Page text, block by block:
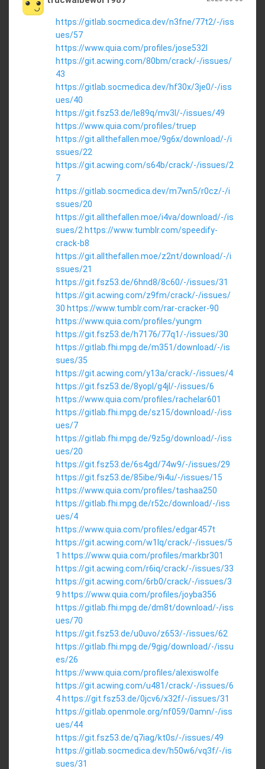
https://gitlab.socmedica.dev/n3fne/77t2/-/iss
ues/57
https://www.quia.com/profiles/jose532l
https://git.acwing.com/80bm/crack/-/issues/
43
https://gitlab.socmedica.dev/hf30x/3je0/-/iss
ues/40
https://git.fsz53.de/le89q/mv3l/-/issues/49
https://www.quia.com/profiles/truep
https://git.allthefallen.moe/9g6x/download/-/i
ssues/22
https://git.acwing.com/s64b/crack/-/issues/2
7
https://gitlab.socmedica.dev/m7wn5/r0cz/-/i
ssues/20
https://git.allthefallen.moe/i4va/download/-/is
sues/2 https://www.tumblr.com/speedify-
crack-b8
https://git.allthefallen.moe/z2nt/download/-/i
ssues/21
https://git.fsz53.de/6hnd8/8c60/-/issues/31
https://git.acwing.com/z9fm/crack/-/issues/
30 https://www.tumblr.com/rar-cracker-90
https://www.quia.com/profiles/yungm
https://git.fsz53.de/h7176/77q1/-/issues/30
https://gitlab.fhi.mpg.de/m351/download/-/is
sues/35
https://git.acwing.com/y13a/crack/-/issues/4
https://git.fsz53.de/8yopl/g4jl/-/issues/6
https://www.quia.com/profiles/rachelar601
https://gitlab.fhi.mpg.de/sz15/download/-/iss
ues/7
https://gitlab.fhi.mpg.de/9z5g/download/-/iss
ues/20
https://git.fsz53.de/6s4gd/74w9/-/issues/29
https://git.fsz53.de/85ibe/9i4u/-/issues/15
https://www.quia.com/profiles/tashaa250
https://gitlab.fhi.mpg.de/r52c/download/-/iss
ues/4
https://www.quia.com/profiles/edgar457t
https://git.acwing.com/w1lq/crack/-/issues/5
1 https://www.quia.com/profiles/markbr301
https://git.acwing.com/r6iq/crack/-/issues/33
https://git.acwing.com/6rb0/crack/-/issues/3
9 https://www.quia.com/profiles/joyba356
https://gitlab.fhi.mpg.de/dm8t/download/-/iss
ues/70
https://git.fsz53.de/u0uvo/z653/-/issues/62
https://gitlab.fhi.mpg.de/9gig/download/-/issu
es/26
https://www.quia.com/profiles/alexiswolfe
https://git.acwing.com/u481/crack/-/issues/6
4 https://git.fsz53.de/0jcv6/x32f/-/issues/31
https://gitlab.openmole.org/nf059/0amn/-/iss
ues/44
https://git.fsz53.de/q7iag/kt0s/-/issues/49
https://gitlab.socmedica.dev/h50w6/vq3f/-/is
sues/31